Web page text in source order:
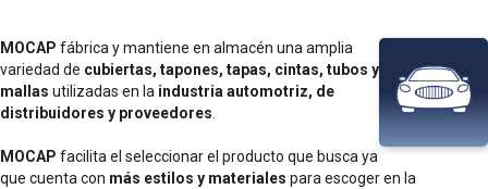
MOCAP fábrica y mantiene en almacén una amplia
variedad de cubiertas, tapones, tapas, cintas, tubos y
mallas utilizadas en la industria automotriz, de
distribuidores y proveedores.
MOCAP facilita el seleccionar el producto que busca ya
que cuenta con más estilos y materiales para escoger en la